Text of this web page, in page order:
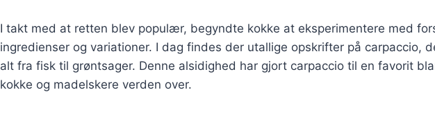
I takt med at retten blev populær, begyndte kokke at eksperimentere med
ingredienser og variationer. I dag findes der utallige opskrifter på carpaccio,
alt fra fisk til grøntsager. Denne alsidighed har gjort carpaccio til en favorit
kokke og madelskere verden over.